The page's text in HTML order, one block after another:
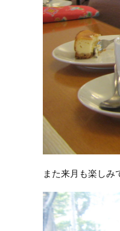
また来月も楽しみ